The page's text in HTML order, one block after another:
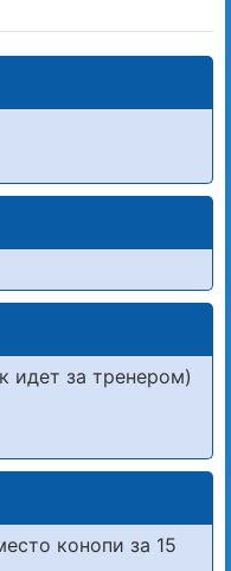
идет за тренером)
конопи за 15